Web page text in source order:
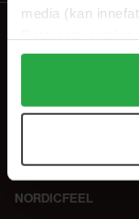
media (kan
Genom att trycka
alla cookies,
användningen av
samt vår
NORDICFEEL